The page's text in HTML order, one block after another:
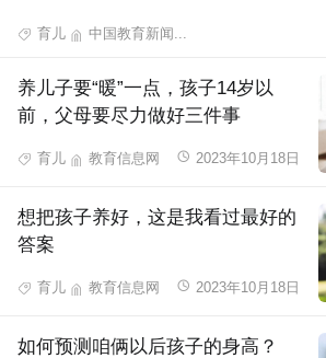
育儿 中国教育新闻...
养儿子要“暖”一点，孩子14岁以
前，父母要尽力做好三件事
育儿 教育信息网 2023年10月18日
想把孩子养好，这是我看过最好的
答案
育儿 教育信息网 2023年10月18日
如何预测咱俩以后孩子的身高？